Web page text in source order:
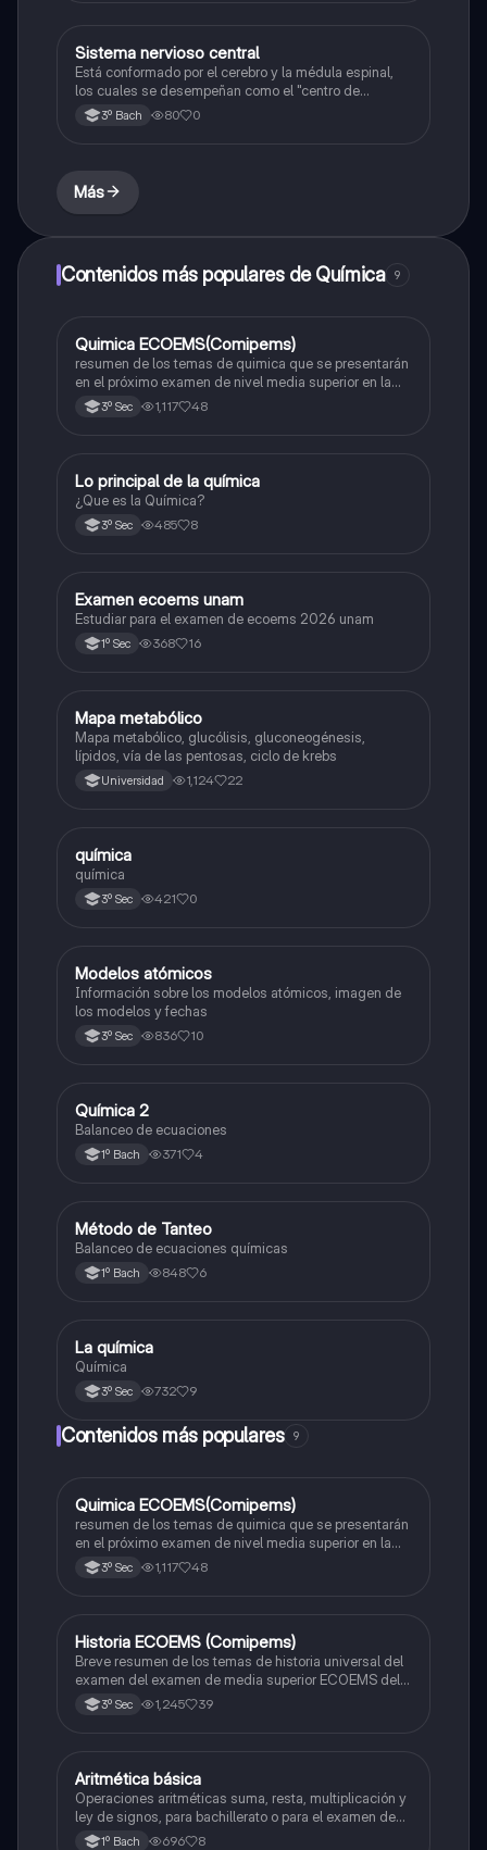
Química
Sistema nervioso central
Está conformado por el cerebro y la médula espinal,
los cuales se desempeñan como el "centro de
procesamiento" principal para todo el sistema
nervioso y controlan todas las funciones del cuerpo.
3º Bach 80 0
Más
Contenidos más populares de Química 9
Química
Quimica ECOEMS(Comipems)
resumen de los temas de quimica que se presentarán
en el próximo examen de nivel media superior en la
zona metropolitana de el valle de México
3º Sec 1,117 48
Química
Lo principal de la química
¿Que es la Química?
3º Sec 485 8
Español
Examen ecoems unam
Estudiar para el examen de ecoems 2026 unam
1º Sec 368 16
Biología
Mapa metabólico
Mapa metabólico, glucólisis, gluconeogénesis,
lípidos, vía de las pentosas, ciclo de krebs
Universidad 1,124 22
Química
química
química
3º Sec 421 0
Química
Modelos atómicos
Información sobre los modelos atómicos, imagen de
los modelos y fechas
3º Sec 836 10
Química
Química 2
Balanceo de ecuaciones
1º Bach 371 4
Química
Método de Tanteo
Balanceo de ecuaciones químicas
1º Bach 848 6
Química
La química
Química
3º Sec 732 9
Contenidos más populares 9
Química
Quimica ECOEMS(Comipems)
resumen de los temas de quimica que se presentarán
en el próximo examen de nivel media superior en la
zona metropolitana de el valle de México
3º Sec 1,117 48
Historia
Historia ECOEMS (Comipems)
Breve resumen de los temas de historia universal del
examen del examen de media superior ECOEMS del
valle de México
3º Sec 1,245 39
Matemáticas
Aritmética básica
Operaciones aritméticas suma, resta, multiplicación y
ley de signos, para bachillerato o para el examen de
admisión a la universidad
1º Bach 696 8